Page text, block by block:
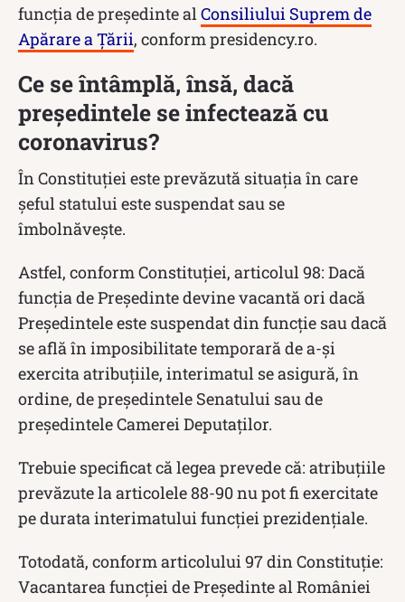
funcția de președinte al Consiliului Suprem de
Apărare a Țării, conform presidency.ro.
Ce se întâmplă, însă, dacă
președintele se infectează cu
coronavirus?
În Constituției este prevăzută situația în care
șeful statului este suspendat sau se
îmbolnăvește.
Astfel, conform Constituției, articolul 98: Dacă
funcţia de Preşedinte devine vacantă ori dacă
Preşedintele este suspendat din funcţie sau dacă
se află în imposibilitate temporară de a-şi
exercita atribuţiile, interimatul se asigură, în
ordine, de preşedintele Senatului sau de
preşedintele Camerei Deputaţilor.
Trebuie specificat că legea prevede că: atribuţiile
prevăzute la articolele 88-90 nu pot fi exercitate
pe durata interimatului funcţiei prezidenţiale.
Totodată, conform articolului 97 din Constituție:
Vacantarea funcţiei de Preşedinte al României